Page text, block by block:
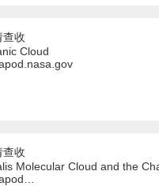
查收
Cloud
查收
Molecular Cloud and the